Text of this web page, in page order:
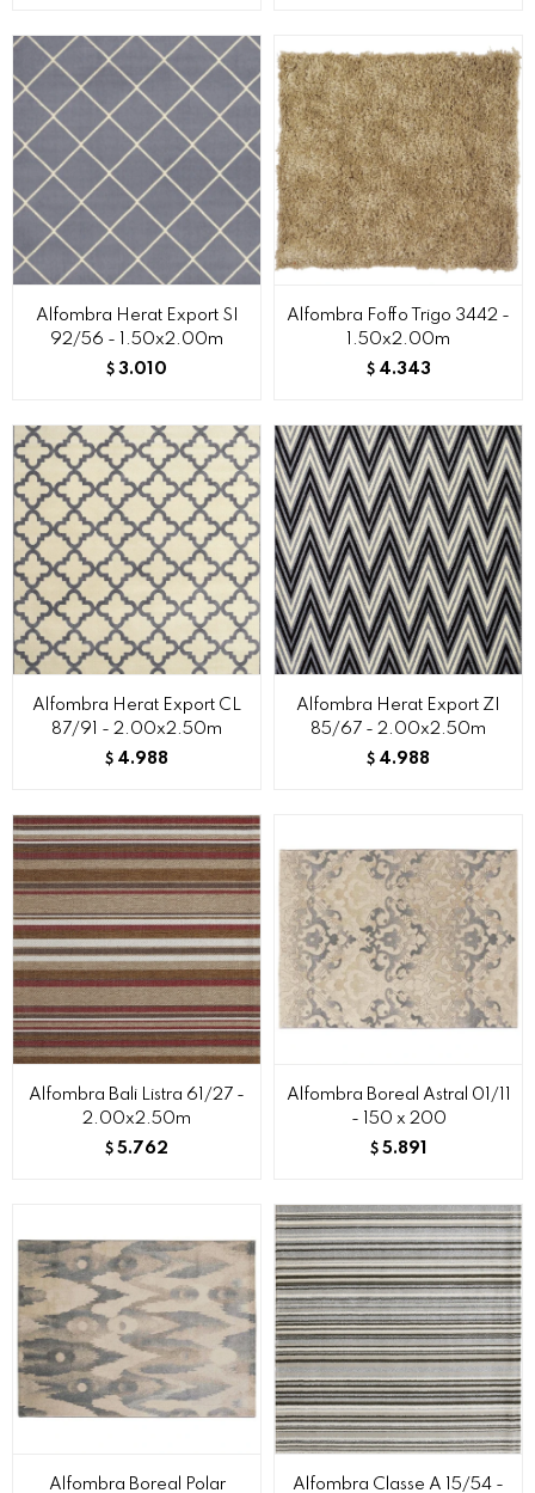
Alfombra Herat Export SI
92/56 - 1.50x2.00m
$ 3.010
Alfombra Foffo Trigo 3442 -
1.50x2.00m
$ 4.343
Alfombra Herat Export CL
87/91 - 2.00x2.50m
$ 4.988
Alfombra Herat Export ZI
85/67 - 2.00x2.50m
$ 4.988
Alfombra Bali Listra 61/27 -
2.00x2.50m
$ 5.762
Alfombra Boreal Astral 01/11
- 150 x 200
$ 5.891
Alfombra Boreal Polar Alfombra Classe A 15/54 -